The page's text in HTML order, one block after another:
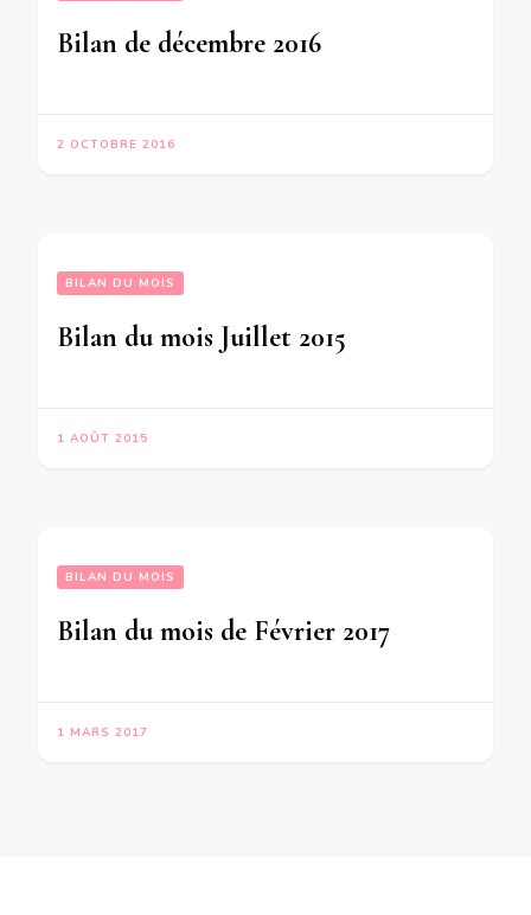
Bilan de décembre 2016
2 OCTOBRE 2016
BILAN DU MOIS
Bilan du mois Juillet 2015
1 AOÛT 2015
BILAN DU MOIS
Bilan du mois de Février 2017
1 MARS 2017